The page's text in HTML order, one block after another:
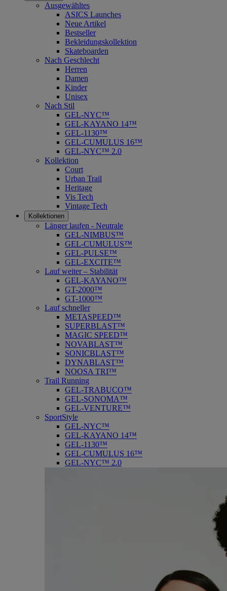
Ausgewähltes
ASICS Launches
Neue Artikel
Bestseller
Bekleidungskollektion
Skateboarden
Nach Geschlecht
Herren
Damen
Kinder
Unisex
Nach Stil
GEL-NYC™
GEL-KAYANO 14™
GEL-1130™
GEL-CUMULUS 16™
GEL-NYC™ 2.0
Kollektion
Court
Urban Trail
Heritage
Vis Tech
Vintage Tech
Kollektionen
Länger laufen - Neutrale
GEL-NIMBUS™
GEL-CUMULUS™
GEL-PULSE™
GEL-EXCITE™
Lauf weiter – Stabilität
GEL-KAYANO™
GT-2000™
GT-1000™
Lauf schneller
METASPEED™
SUPERBLAST™
MAGIC SPEED™
NOVABLAST™
SONICBLAST™
DYNABLAST™
NOOSA TRI™
Trail Running
GEL-TRABUCO™
GEL-SONOMA™
GEL-VENTURE™
SportStyle
GEL-NYC™
GEL-KAYANO 14™
GEL-1130™
GEL-CUMULUS 16™
GEL-NYC™ 2.0